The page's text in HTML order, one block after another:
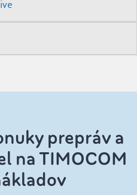
prepráv a
na TIMOCOM